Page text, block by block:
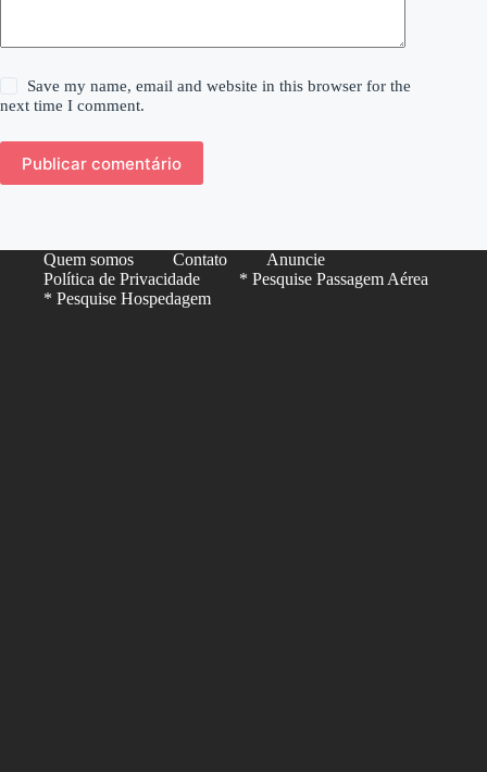
Save my name, email and website in this browser for the
next time I comment.
Publicar comentário
Quem somos Contato
Anuncie
Política de Privacidade
* Pesquise Passagem Aérea
* Pesquise Hospedagem